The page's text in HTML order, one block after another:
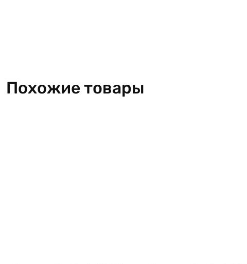
Похожие товары